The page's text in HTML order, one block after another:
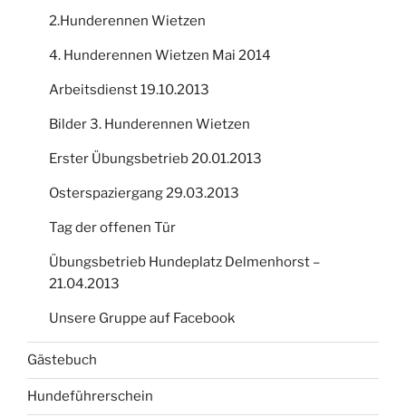
2.Hunderennen Wietzen
4. Hunderennen Wietzen Mai 2014
Arbeitsdienst 19.10.2013
Bilder 3. Hunderennen Wietzen
Erster Übungsbetrieb 20.01.2013
Osterspaziergang 29.03.2013
Tag der offenen Tür
Übungsbetrieb Hundeplatz Delmenhorst –
21.04.2013
Unsere Gruppe auf Facebook
Gästebuch
Hundeführerschein